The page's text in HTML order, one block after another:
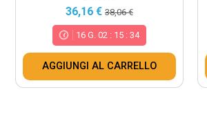
36,16 € 38,06 €
16 G. 02 : 15 :32
AGGIUNGI AL CARRELLO